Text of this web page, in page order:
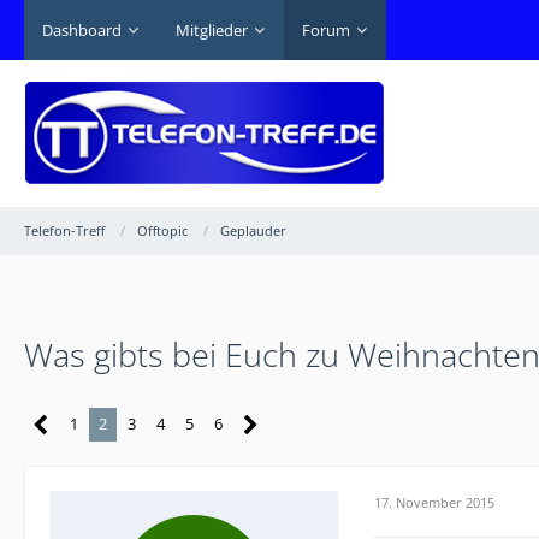
Dashboard Mitglieder Forum
Telefon-Treff Offtopic Geplauder
Was gibts bei Euch zu
1 2 3 4 5 6
17. November 2015